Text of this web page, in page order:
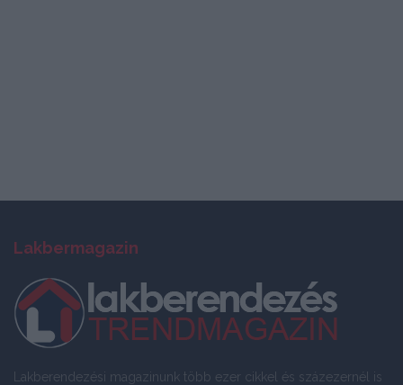
Lakbermagazin
Lakberendezési magazinunk több ezer cikkel és százezernél is